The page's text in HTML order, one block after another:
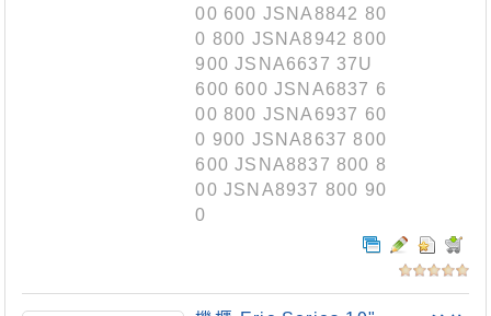
00 600 JSNA8842 80
0 800 JSNA8942 800
900 JSNA6637 37U
600 600 JSNA6837 6
00 800 JSNA6937 60
0 900 JSNA8637 800
600 JSNA8837 800 8
00 JSNA8937 800 90
0